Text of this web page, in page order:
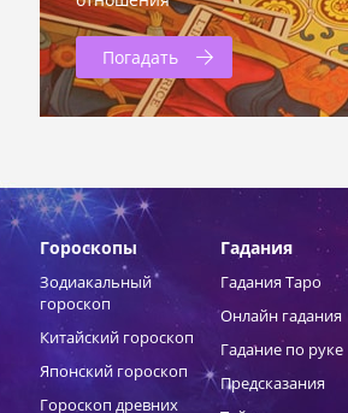
Погадать
Гороскопы
Зодиакальный
гороскоп
Китайский гороскоп
Японский гороскоп
Гороскоп древних
Гадания
Гадания Таро
Онлайн гадания
Гадание по руке
Предсказания